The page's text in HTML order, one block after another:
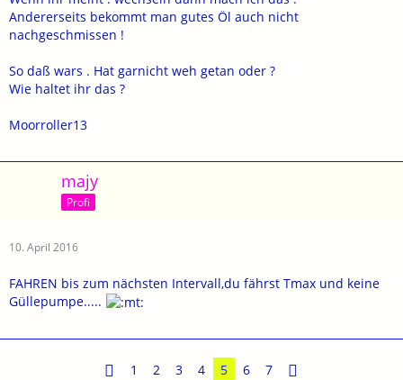
Andererseits bekommt man gutes Öl auch nicht
nachgeschmissen !
So daß wars . Hat garnicht weh getan oder ?
Wie haltet ihr das ?
Moorroller13
majy
Profi
10. April 2016
FAHREN bis zum nächsten Intervall,du fährst Tmax und keine
Güllepumpe.....
1 2 3 4 5 6 7